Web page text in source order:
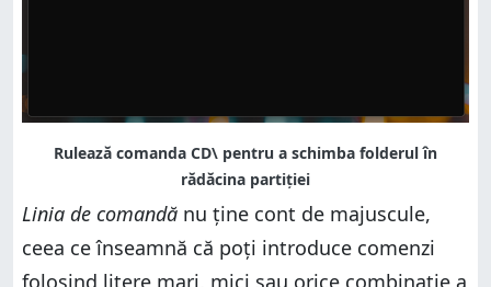
Linia de comandă nu ține cont de majuscule,
ceea ce înseamnă că poți introduce comenzi
folosind litere mari, mici sau orice combinație a